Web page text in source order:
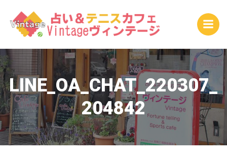
ン
テ
ツ
へ
ス
キ
ッ
プ
LINE_OA_CHAT_220307_
204842